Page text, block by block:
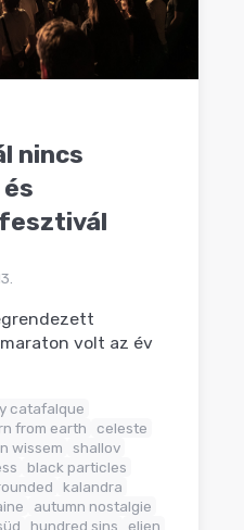
nincs
volt az év
catafalque
from earth
celeste
wissem
shallov
black particles
kalandra
autumn nostalgie
hundred sins elien